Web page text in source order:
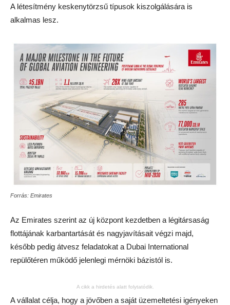
A létesítmény keskenytörzsű típusok kiszolgálására is
alkalmas lesz.
Forrás: Emirates
Az Emirates szerint az új központ kezdetben a légitársaság
flottájának karbantartását és nagyjavításait végzi majd,
később pedig átvesz feladatokat a Dubai International
repülőtéren működő jelenlegi mérnöki bázistól is.
A cikk a hirdetés alatt folytatódik.
A vállalat célja, hogy a jövőben a saját üzemeltetési igényeken